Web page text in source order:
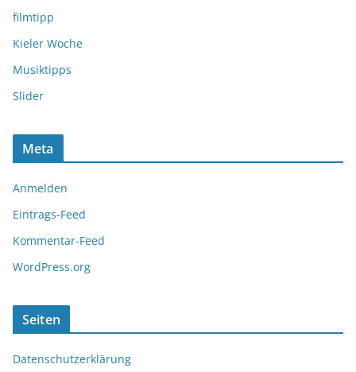
filmtipp
Kieler Woche
Musiktipps
Slider
Meta
Anmelden
Eintrags-Feed
Kommentar-Feed
WordPress.org
Seiten
Datenschutzerklärung